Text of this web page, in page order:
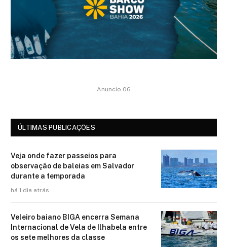
Anuncio 06
ÚLTIMAS PUBLICAÇÕES
Veja onde fazer passeios para
observação de baleias em Salvador
durante a temporada
há 1 dia atrás
Veleiro baiano BIGA encerra Semana
Internacional de Vela de Ilhabela entre
os sete melhores da classe